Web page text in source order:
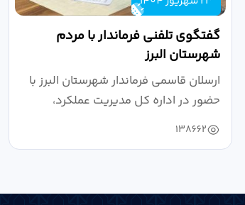
گفتگوی تلفنی فرماندار با مردم
شهرستان البرز
ارسلان قاسمی فرماندار شهرستان البرز با
حضور در اداره کل مدیریت عملکرد،
بازرسی...
138662